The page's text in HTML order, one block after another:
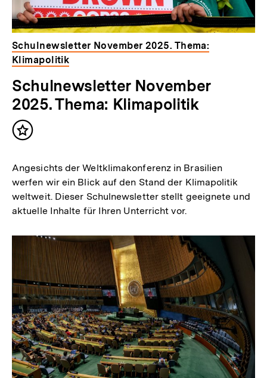
Schulnewsletter November 2025. Thema:
Klimapolitik
Schulnewsletter November
2025. Thema: Klimapolitik
Inhalt
Angesichts der Weltklimakonferenz in Brasilien
werfen wir ein Blick auf den Stand der Klimapolitik
weltweit. Dieser Schulnewsletter stellt geeignete und
aktuelle Inhalte für Ihren Unterricht vor.